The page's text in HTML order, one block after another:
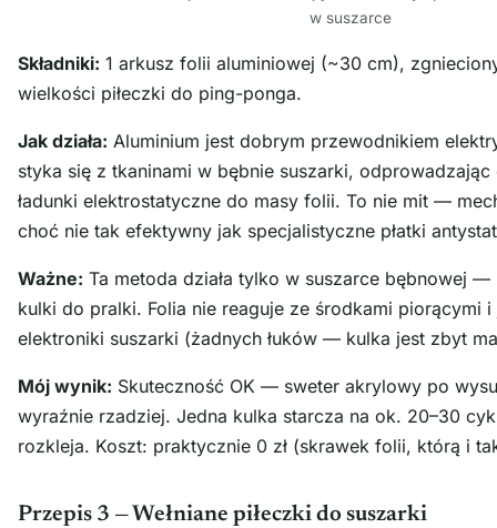
w suszarce
Składniki: 1 arkusz folii aluminiowej (~30 cm),
wielkości piłeczki do ping-ponga.
Jak działa: Aluminium jest dobrym przewodnikiem
styka się z tkaninami w bębnie suszarki,
ładunki elektrostatyczne do masy folii. To nie mit —
choć nie tak efektywny jak specjalistyczne płatki
Ważne: Ta metoda działa tylko w suszarce bębnowej —
kulki do pralki. Folia nie reaguje ze środkami piorącymi
elektroniki suszarki (żadnych łuków — kulka jest zbyt
Mój wynik: Skuteczność OK — sweter akrylowy po
wyraźnie rzadziej. Jedna kulka starcza na ok. 20–30
rozkleja. Koszt: praktycznie 0 zł (skrawek folii, którą i
Przepis 3 — Wełniane piłeczki do suszarki